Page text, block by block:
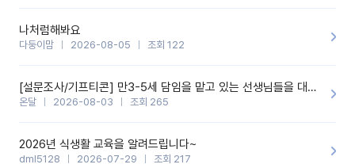
나처럼해봐요
다둥이맘 2026-08-05 조회 122
[설문조사/기프티콘] 만3-5세 담임을 맡고 있는 선생님들을 대상으로 설문조사를 합니다!
온달 2026-08-03 조회 265
2026년 식생활 교육을 알려드립니다~
dml5128 2026-07-29 조회 217